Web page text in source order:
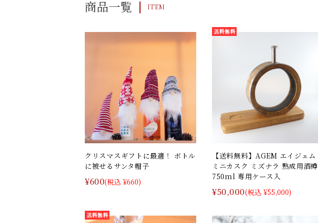
商品一覧 ITEM
クリスマスギフトに最適！ ボトル
に被せるサンタ帽子
¥600(税込 ¥660)
【送料無料】AGEM エイジェム
ミニカスク ミズナラ 熟成用酒樽
750ml 専用ケース入
¥50,000(税込 ¥55,000)